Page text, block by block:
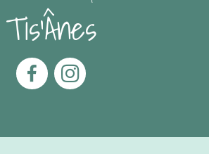
Tis'Ânes